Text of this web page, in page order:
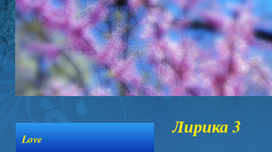
Love
Лирика 3